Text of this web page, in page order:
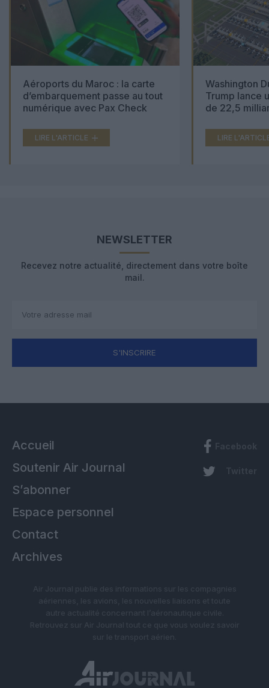
Aéroports du Maroc : la carte
d’embarquement passe au tout
numérique avec Pax Check
LIRE L'ARTICLE
Washington
Trump lance
de 22,5
LIRE
NEWSLETTER
Recevez notre actualité, directement dans votre boîte
mail.
S'INSCRIRE
Accueil
Soutenir Air Journal
S’abonner
Espace personnel
Contact
Archives